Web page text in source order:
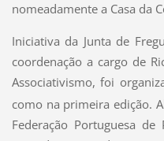
nomeadamente a Casa da
Iniciativa da Junta de
coordenação a cargo de
Associativismo, foi
como na primeira edição.
Federação Portuguesa